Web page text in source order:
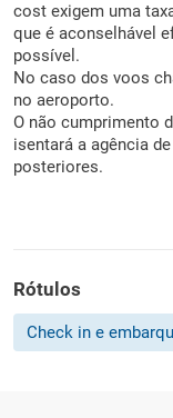
cost exigem uma
que é aconselhável
possível.
No caso dos voos
no aeroporto.
O não cumprimento
isentará a agência
posteriores.
Rótulos
Check in e